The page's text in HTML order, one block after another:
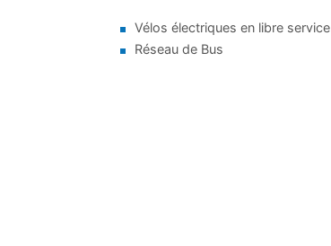
Vélos électriques en libre service
Réseau de Bus